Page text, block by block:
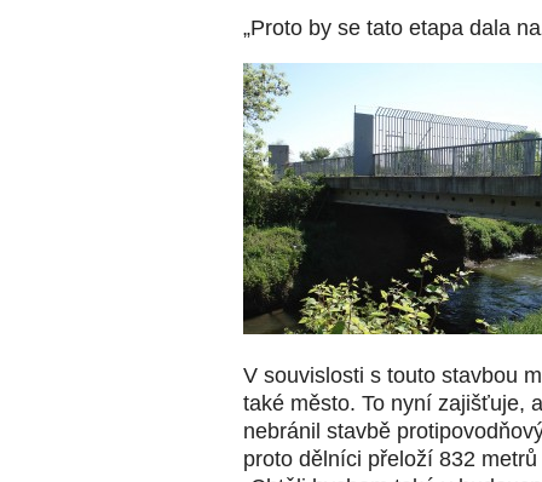
„Proto by se tato etapa dala
V souvislosti s touto stavbou
také město. To nyní zajišťuje,
nebránil stavbě
proto dělníci přeloží 832